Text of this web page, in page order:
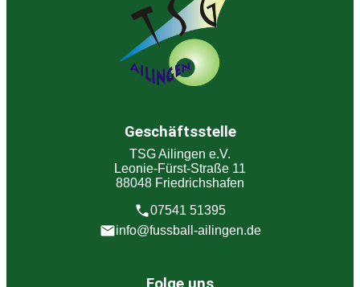
Geschäftsstelle
TSG Ailingen e.V.
Leonie-Fürst-Straße 11
88048 Friedrichshafen
07541 51395
info@fussball-ailingen.de